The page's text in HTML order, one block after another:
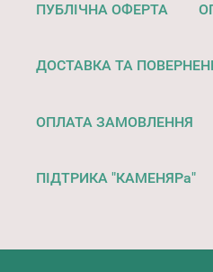
ПУБЛІЧНА ОФЕРТА
ДОСТАВКА ТА
ОПЛАТА ЗАМОВЛЕННЯ
ПІДТРИКА "КАМЕНЯРа"